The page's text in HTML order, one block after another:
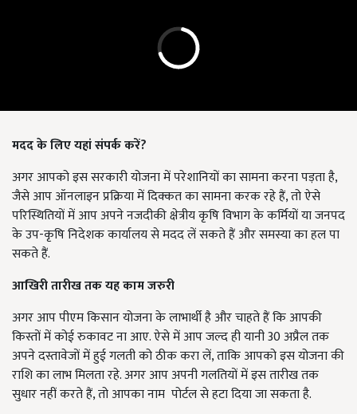
मदद के लिए यहां संपर्क करें?
अगर आपको इस सरकारी योजना में परेशानियों का सामना करना पड़ता है,
जैसे आप ऑनलाइन प्रक्रिया में दिक्कत का सामना करक रहे हैं, तो ऐसे
परिस्थितियों में आप अपने नजदीकी क्षेत्रीय कृषि विभाग के कर्मियों या जनपद
के उप-कृषि निदेशक कार्यालय से मदद लें सकते हैं और समस्या का हल पा
सकते हैं.
आखिरी तारीख तक यह काम जरुरी
अगर आप पीएम किसान योजना के लाभार्थी है और चाहते हैं कि आपकी
किस्तों में कोई रुकावट ना आए. ऐसे में आप जल्द ही यानी 30 अप्रैल तक
अपने दस्तावेजों में हुई गलती को ठीक करा लें, ताकि आपको इस योजना की
राशि का लाभ मिलता रहे. अगर आप अपनी गलतियों में इस तारीख तक
सुधार नहीं करते हैं, तो आपका नाम पोर्टल से हटा दिया जा सकता है.